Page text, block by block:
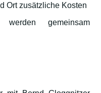
Ort zusätzliche Kosten
gemeinsam